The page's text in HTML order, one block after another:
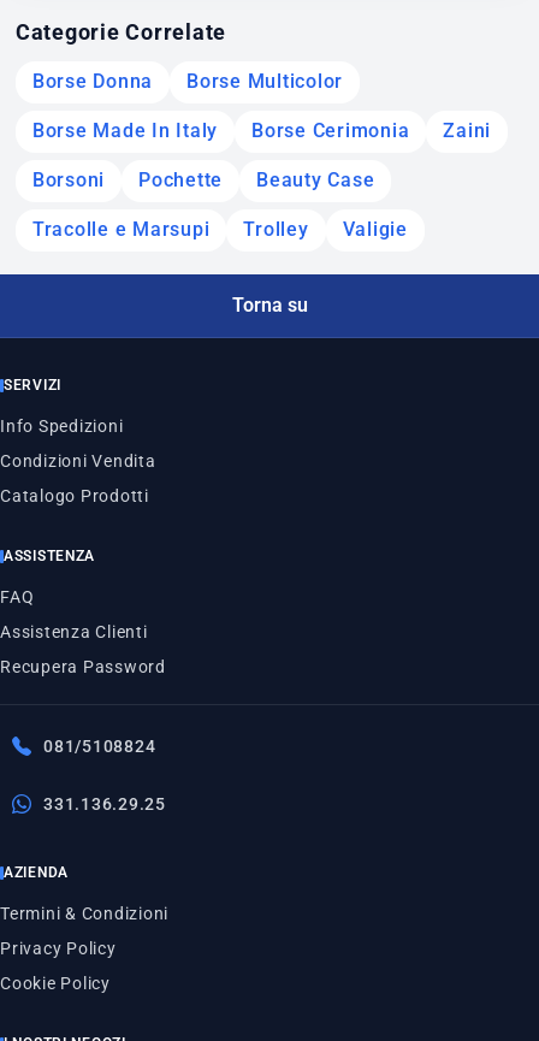
Categorie Correlate
Borse Donna Borse Multicolor
Borse Made In Italy Borse Cerimonia Zaini
Borsoni Pochette Beauty Case
Tracolle e Marsupi Trolley Valigie
Torna su
SERVIZI
Info Spedizioni
Condizioni Vendita
Catalogo Prodotti
ASSISTENZA
FAQ
Assistenza Clienti
Recupera Password
081/5108824
331.136.29.25
AZIENDA
Termini & Condizioni
Privacy Policy
Cookie Policy